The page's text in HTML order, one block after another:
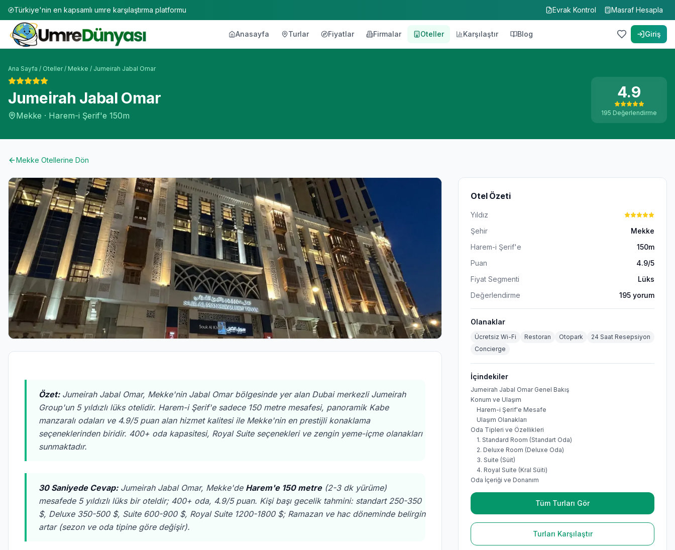
Türkiye'nin en kapsamlı umre karşılaştırma platformu Evrak Kontrol Masraf Hesapla
Anasayfa Turlar Fiyatlar Firmalar Oteller Karşılaştır Blog Giriş
Ana Sayfa / Oteller/ Mekke / Jumeirah Jabal Omar
Jumeirah Jabal Omar
Mekke · Harem-i Şerif'e 150m
4.9
195 Değerlendirme
Mekke Otellerine Dön
Özet:Jumeirah Jabal Omar, Mekke'nin Jabal Omar bölgesinde yer alan Dubai merkezli Jumeirah
Group'un 5 yıldızlı lüks otelidir. Harem-i Şerif'e sadece 150 metre mesafesi, panoramik Kabe
manzaralı odaları ve 4.9/5 puan alan hizmet kalitesi ile Mekke'nin en prestijli konaklama
seçeneklerinden biridir. 400+ oda kapasitesi, Royal Suite seçenekleri ve zengin yeme-içme olanakları
sunmaktadır.
30 Saniyede Cevap:Jumeirah Jabal Omar, Mekke'de Harem'e 150 metre(2-3 dk yürüme)
mesafede 5 yıldızlı lüks bir oteldir; 400+ oda, 4.9/5 puan. Kişi başı gecelik tahmini: standart 250-350
$, Deluxe 350-500 $, Suite 600-900 $, Royal Suite 1200-1800 $; Ramazan ve hac döneminde belirgin
artar (sezon ve oda tipine göre değişir).
Otel Özeti
Yıldız
Şehir
Mekke
Harem-i Şerif'e
150m
Puan
4.9/5
Fiyat Segmenti
Lüks
Değerlendirme
195 yorum
Olanaklar
Ücretsiz Wi-Fi Restoran Otopark
24 Saat Resepsiyon
Concierge
İçindekiler
Jumeirah Jabal Omar Genel Bakış
Konum ve Ulaşım
Harem-i Şerif'e Mesafe
Ulaşım Olanakları
Oda Tipleri ve Özellikleri
1. Standard Room (Standart Oda)
2. Deluxe Room (Deluxe Oda)
3. Suite (Süit)
4. Royal Suite (Kral Süiti)
Oda İçeriği ve Donanım
Tüm Turları Gör
Turları Karşılaştır